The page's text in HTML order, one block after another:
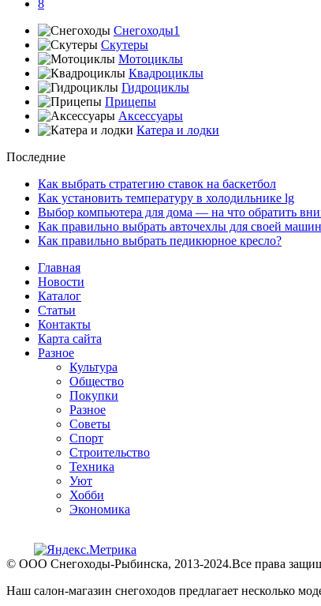
8
Снегоходы1
Скутеры
Мотоциклы
Квадроциклы
Гидроциклы
Прицепы
Аксессуары
Катера и лодки
Последние
Как выбрать стратегию ставок на баскетбол
Как установить температуру в холодильнике lg
Выбор компьютера для дома — на что обратить
Как правильно выбрать авточехлы для своей
Как правильно выбрать педикюрное кресло?
Главная
Новости
Каталог
Статьи
Контакты
Карта сайта
Разное
Культура
Общество
Покупки
Разное
Советы
Спорт
Строительство
Техника
Уют
Хобби
Экономика
© ООО Снегоходы-Рыбинска, 2013-2024.Все права
Наш салон-магазин снегоходов предлагает несколько